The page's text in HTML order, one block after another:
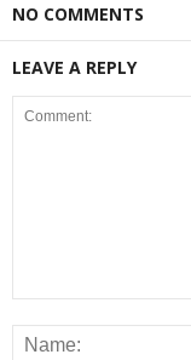
NO COMMENTS
LEAVE A REPLY